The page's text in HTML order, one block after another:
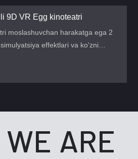
9D VR Egg kinoteatri
moslashuvchan harakatga ega 2
effektlari va ko'zni
ARE